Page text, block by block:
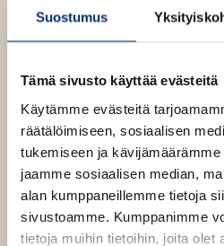
Suostumus
Tämä sivusto käyttää evästeitä
Käytämme evästeitä
räätälöimiseen, sosiaalisen
tukemiseen ja
jaamme sosiaalisen median,
alan kumppaneillemme tietoja
sivustoamme. Kumppanimme
tietoja muihin tietoihin, joita olet
i
l
h
t
e
e
n
t